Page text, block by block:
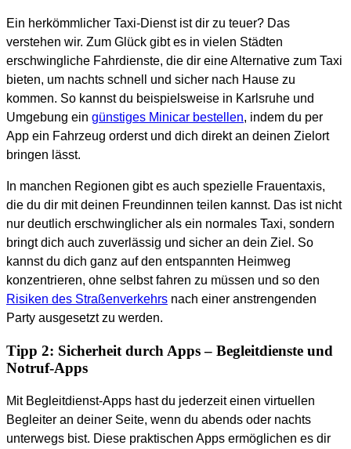
Ein herkömmlicher Taxi-Dienst ist dir zu teuer? Das
verstehen wir. Zum Glück gibt es in vielen Städten
erschwingliche Fahrdienste, die dir eine Alternative zum Taxi
bieten, um nachts schnell und sicher nach Hause zu
kommen. So kannst du beispielsweise in Karlsruhe und
Umgebung ein günstiges Minicar bestellen, indem du per
App ein Fahrzeug orderst und dich direkt an deinen Zielort
bringen lässt.
In manchen Regionen gibt es auch spezielle Frauentaxis,
die du dir mit deinen Freundinnen teilen kannst. Das ist nicht
nur deutlich erschwinglicher als ein normales Taxi, sondern
bringt dich auch zuverlässig und sicher an dein Ziel. So
kannst du dich ganz auf den entspannten Heimweg
konzentrieren, ohne selbst fahren zu müssen und so den
Risiken des Straßenverkehrs nach einer anstrengenden
Party ausgesetzt zu werden.
Tipp 2: Sicherheit durch Apps – Begleitdienste und
Notruf-Apps
Mit Begleitdienst-Apps hast du jederzeit einen virtuellen
Begleiter an deiner Seite, wenn du abends oder nachts
unterwegs bist. Diese praktischen Apps ermöglichen es dir